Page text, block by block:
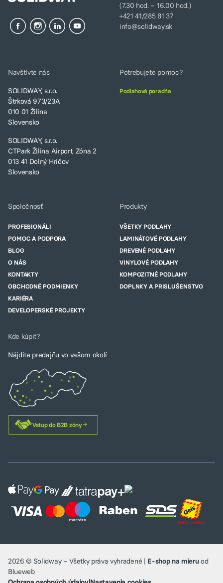
(7.30 hod. – 16.00 hod.)
+421 41/285 81 37
info@solidway.sk
Navštívte nás
SOLIDWAY, s.r.o.
Štrková 973/23A
010 01 Žilina
Slovensko
SOLIDWAY, s.r.o.
CTPark Žilina Airport, Zóna 2
013 41 Dolný Hričov
Slovensko
Potrebujete pomoc?
Podlahová poradňa
Spoločnosť
PROFESIONÁLI
POMOC A PODPORA
BLOG
O NÁS
KONTAKTY
OBCHODNÉ PODMIENKY
KARIÉRA
DEVELOPERSKÉ PROJEKTY
Produkty
VŠETKY PODLAHY
LAMINÁTOVÉ PODLAHY
DREVENÉ PODLAHY
VINYLOVÉ PODLAHY
KOMPOZITNÉ PODLAHY
DOPLNKY A PRISLUŠENSTVO
Kde kúpiť?
Nájdite predajňu vo vašom okolí
Vstup do B2B zóny
2026 © Solidway – Všetky práva vyhradené | E-shop na mieruod
Blueweb